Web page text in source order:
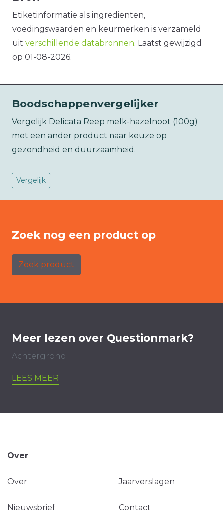
Etiketinformatie als ingrediënten,
voedingswaarden en keurmerken is verzameld
uit verschillende databronnen. Laatst gewijzigd
op 01-08-2026.
Boodschappenvergelijker
Vergelijk Delicata Reep melk-hazelnoot (100g)
met een ander product naar keuze op
gezondheid en duurzaamheid.
Vergelijk
Zoek nog een product op
Zoek product
Meer lezen over Questionmark?
Achtergrond
LEES MEER
Over
Over Jaarverslagen
Nieuwsbrief Contact